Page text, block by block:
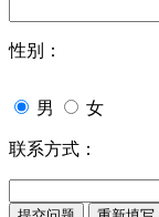
性别：
男 女
联系方式：